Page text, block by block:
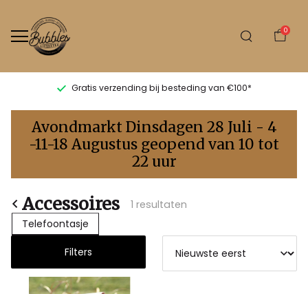
0
Gratis verzending bij besteding van €100*
Accessoires
Bubbles
Sluis
Avondmarkt Dinsdagen 28 Juli - 4
-11-18 Augustus geopend van 10 tot
22 uur
Accessoires
1 resultaten
Telefoontasje
Filters